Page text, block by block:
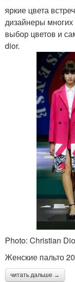
яркие цвета
дизайнеры
выбор цветов и
dior.
Photo: Christian
Женские пальто
читать дальше →